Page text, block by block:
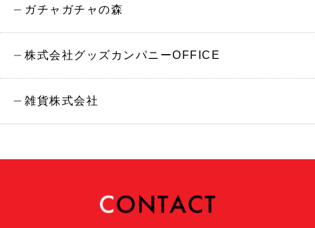
ガチャガチャの森
株式会社グッズカンパニーOFFICE
雑貨株式会社